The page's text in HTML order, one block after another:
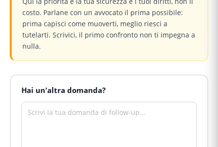
costo. Parlane con un avvocato il prima possibile:
prima capisci come muoverti, meglio riesci a
tutelarti. Scrivici, il primo confronto non ti impegna a
nulla.
Hai un'altra domanda?